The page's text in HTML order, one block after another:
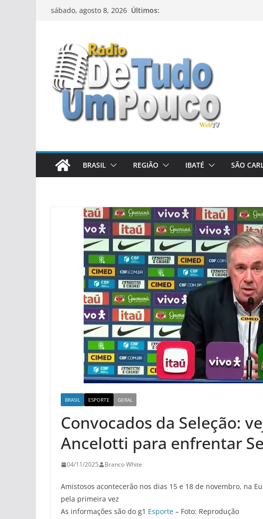
Pular
conteúdo
sábado, agosto 8, 2026 Últimos:
BRASIL REGIÃO IBATÉ SÃO
BRASIL ESPORTE GERAL
Convocados da Seleção:
Ancelotti para enfrentar
04/11/2025 Branco White
Amistosos acontecerão nos dias 15 e 18 de novembro, na
pela primeira vez
As informações são do g1 Esporte – Foto: Reprodução